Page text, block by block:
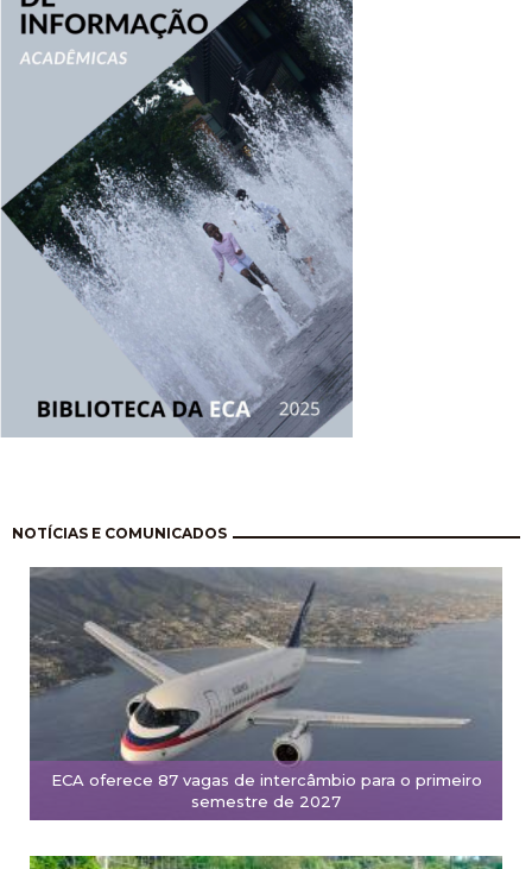
NOTÍCIAS E COMUNICADOS
ECA oferece 87 vagas de intercâmbio para o primeiro
semestre de 2027
Paginación